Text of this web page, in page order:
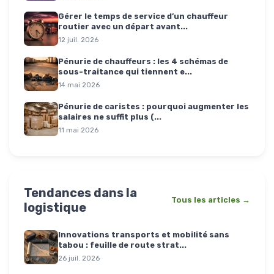
Gérer le temps de service d’un chauffeur
routier avec un départ avant...
12 juil. 2026
Pénurie de chauffeurs : les 4 schémas de
sous-traitance qui tiennent e...
14 mai 2026
Pénurie de caristes : pourquoi augmenter les
salaires ne suffit plus (...
11 mai 2026
Tendances dans la
logistique
Tous les articles →
Innovations transports et mobilité sans
tabou : feuille de route strat...
26 juil. 2026